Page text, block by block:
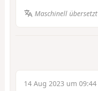
Maschinell übersetzt
14 Aug 2023 um 09:44